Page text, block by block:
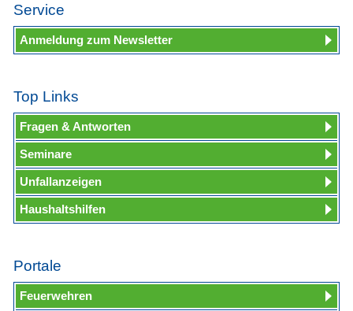
Service
Anmeldung zum Newsletter
Top Links
Fragen & Antworten
Seminare
Unfallanzeigen
Haushaltshilfen
Portale
Feuerwehren